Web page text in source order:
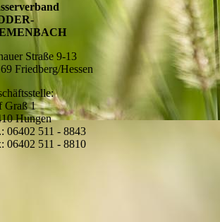
Straße 9-13
Friedberg/Hessen
Graß 1
Hungen
06402 511 - 8843
06402 511 - 8810